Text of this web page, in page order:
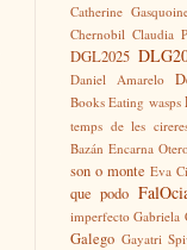
Catherine
Chernobil Claudia
DGL2025
Daniel Amarelo
Books Eating wasps
temps de les
Bazán Encarna
son o monte Eva
que podo
imperfecto Gabriela
Galego Gayatri